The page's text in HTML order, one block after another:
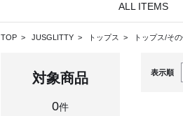
ALL ITEMS
TOP JUSGLITTY トップス トップス/そ
対象商品
0件
表示順